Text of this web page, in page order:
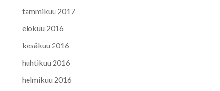
tammikuu 2017
elokuu 2016
kesäkuu 2016
huhtikuu 2016
helmikuu 2016